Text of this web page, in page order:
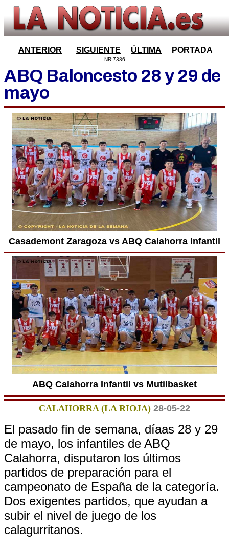
ANTERIOR SIGUIENTE ÚLTIMA PORTADA
NR:7386
ABQ Baloncesto 28 y 29 de
mayo
Casademont Zaragoza vs ABQ Calahorra Infantil
ABQ Calahorra Infantil vs Mutilbasket
CALAHORRA (LA RIOJA) 28-05-22
El pasado fin de semana, díaas 28 y 29
de mayo, los infantiles de ABQ
Calahorra, disputaron los últimos
partidos de preparación para el
campeonato de España de la categoría.
Dos exigentes partidos, que ayudan a
subir el nivel de juego de los
calagurritanos.